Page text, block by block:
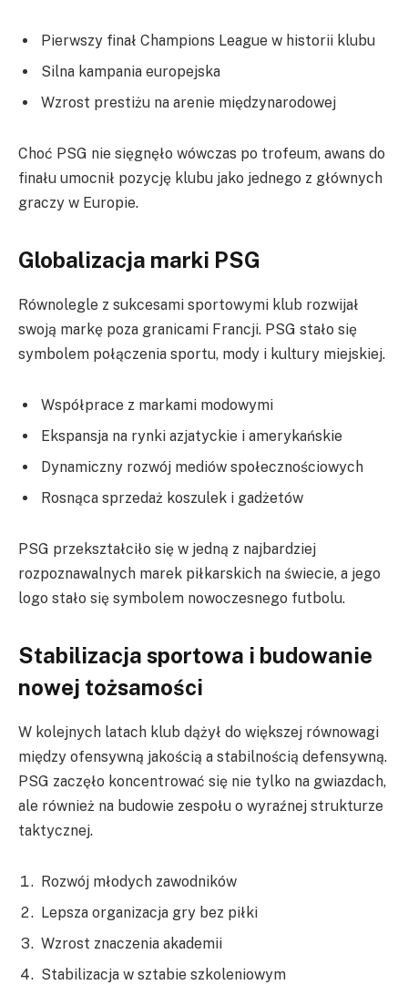
Pierwszy finał Champions League w historii klubu
Silna kampania europejska
Wzrost prestiżu na arenie międzynarodowej
Choć PSG nie sięgnęło wówczas po trofeum, awans do
finału umocnił pozycję klubu jako jednego z głównych
graczy w Europie.
Globalizacja marki PSG
Równolegle z sukcesami sportowymi klub rozwijał
swoją markę poza granicami Francji. PSG stało się
symbolem połączenia sportu, mody i kultury miejskiej.
Współprace z markami modowymi
Ekspansja na rynki azjatyckie i amerykańskie
Dynamiczny rozwój mediów społecznościowych
Rosnąca sprzedaż koszulek i gadżetów
PSG przekształciło się w jedną z najbardziej
rozpoznawalnych marek piłkarskich na świecie, a jego
logo stało się symbolem nowoczesnego futbolu.
Stabilizacja sportowa i budowanie
nowej tożsamości
W kolejnych latach klub dążył do większej równowagi
między ofensywną jakością a stabilnością defensywną.
PSG zaczęło koncentrować się nie tylko na gwiazdach,
ale również na budowie zespołu o wyraźnej strukturze
taktycznej.
Rozwój młodych zawodników
Lepsza organizacja gry bez piłki
Wzrost znaczenia akademii
Stabilizacja w sztabie szkoleniowym